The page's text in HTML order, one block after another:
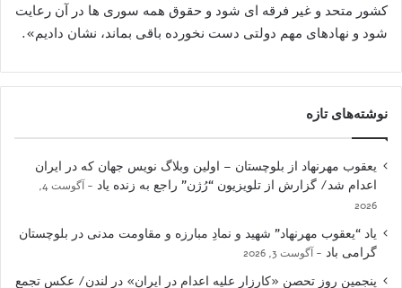
کشور متحد و غیر فرقه ای شود و حقوق همه سوری ها در آن رعایت
شود و نهادهای مهم دولتی دست نخورده باقی بماند، نشان دادیم».
نوشته‌های تازه
یعقوب مهرنهاد از بلوچستان – اولین وبلاگ نویس جهان که در ایران
اعدام شد/ گزارش از تلویزیون “رُژن” راجع به زنده یاد
آگوست 4,
2026
یاد “یعقوب مهرنهاد” شهید و نمادِ مبارزه و مقاومت مدنی در بلوچستان
گرامی باد
آگوست 3, 2026
پنجمین روز تحصن «کارزار علیه اعدام در ایران» در لندن/ عکس تجمع